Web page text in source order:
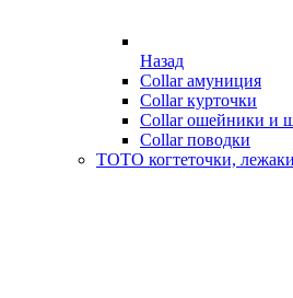
Назад
Collar амуниция
Collar курточки
Collar ошейники и
Collar поводки
ТОТО когтеточки,